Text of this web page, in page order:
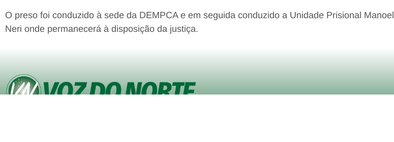
O preso foi conduzido à sede da DEMPCA e em seguida conduzido a Unidade Prisional Manoel
Neri onde permanecerá à disposição da justiça.